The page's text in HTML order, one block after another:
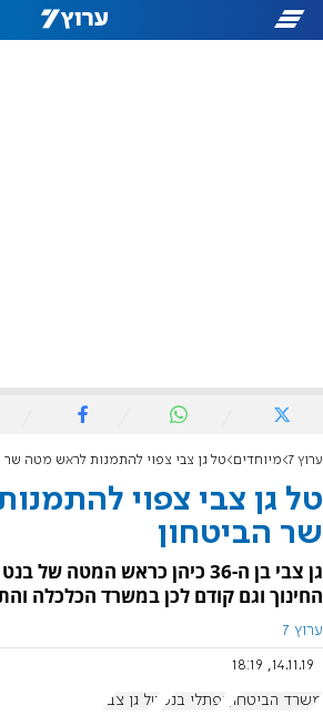
ערוץ 7 מיוחדים טל גן צבי צפוי להתמנות לראש מטה שר
טל גן צבי צפוי
שר הביטחון
גן צבי בן ה-36 כיהן כראש המטה
החינוך וגם קודם לכן במשרד הכלכלה
ערוץ 7
14.11.19, 18:19
משרד הביטחון נפתלי בנט טל גן צבי